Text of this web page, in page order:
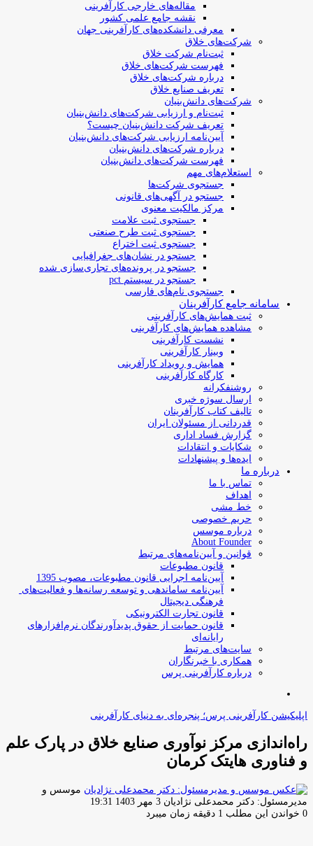
مقاله‌های خارجی کارآفرینی
نقشه جامع علمی کشور
معرفی دانشکده‌های کارآفرینی جهان
شرکت‌های خلاق
ثبت‌نام شرکت خلاق
فهرست شرکت‌های خلاق
درباره شرکت‌های خلاق
تعریف صنایع خلاق
شرکت‌های دانش‌بنیان
ثبت‌نام و ارزیابی شرکت‌های دانش‌بنیان
تعریف شرکت دانش‌بنیان چیست؟
آیین‌نامه ارزیابی شرکت‌های دانش‌بنیان
درباره شرکت‌های دانش‌بنیان
فهرست شرکت‌های دانش‌بنیان
استعلام‌های مهم
جستجوی شرکت‌ها
جستجو در آگهی‌های قانونی
مرکز مالکیت معنوی
جستجوی ثبت علامت
جستجوی ثبت طرح صنعتی
جستجوی ثبت اختراع
جستجو در نشان‌های جغرافیایی
جستجو در پرونده‌های تجاری‌سازی شده
جستجو در سیستم pct
جستجوی نام‌های فارسی
سامانه جامع کارآفرینان
ثبت همایش‌های کارآفرینی
مشاهده همایش‌های کارآفرینی
نشست کارآفرینی
وبینار کارآفرینی
همایش و رویداد کارآفرینی
کارگاه کارآفرینی
روشنفکرانه
ارسال سوژه‌ خبری
تالیف کتاب کارآفرینان
قدردانی از مسئولان ایران
گزارش فساد اداری
شکایات و انتقادات
ایده‌ها و پیشنهادات
درباره ما
تماس با ما
اهداف
خط مشی
حریم خصوصی
درباره موسس
About Founder
قوانین و آیین‌نامه‌های مرتبط
‌قانون مطبوعات
آیین‌نامه اجرایی قانون مطبوعات، مصوب 1395
آیین‌نامه سامان­دهی و توسعه رسانه­‌ها و فعالیت‌­های
فرهنگی دیجیتال
قانون تجارت الکترونیکی
قانون حمایت از حقوق پدیدآورندگان نرم‌افزارهای
رایانه‌ای
سایت‌های مرتبط
همکاری با خبرنگاران
درباره کارآفرینی پرس
اپلیکیشن کارآفرینی پرس؛ پنجره‌ای به دنیای کارآفرینی
راه‌اندازی مرکز نوآوری صنایع خلاق در پارک علم
و فناوری هایتک کرمان
موسس و
مدیرمسئول: دکتر محمدعلی نژادیان ارسال
ایمیل
3 مهر 1403 19:31
0 خواندن این مطلب 1 دقیقه زمان میبرد